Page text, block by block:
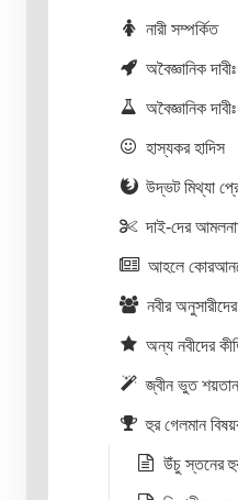
নারী সম্পর্কিত
অবৈজ্ঞানিক
অবৈজ্ঞানিক
হাস্যকর হাদিস
উদ্ভট মিথ্যা
দাই-দের
আহলে
নবীর অনুসারীদের
অন্য নবীদের
জ্বীন ভুত
হুর গেলমান
উঁচু স্তনের হুর